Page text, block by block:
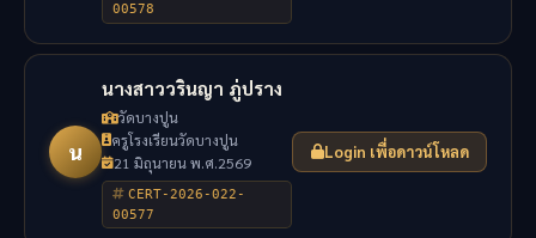
00578
น
นางสาววรินญา ภู่ปราง
วัดบางปูน
ครูโรงเรียนวัดบางปูน
21 มิถุนายน พ.ศ.2569
CERT-2026-022-
00577
Login เพื่อดาวน์โหลด